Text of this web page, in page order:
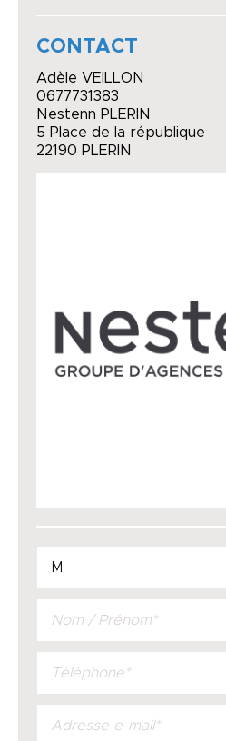
CONTACT
Adèle VEILLON
0677731383
Nestenn PLERIN
5 Place de la république
22190 PLERIN